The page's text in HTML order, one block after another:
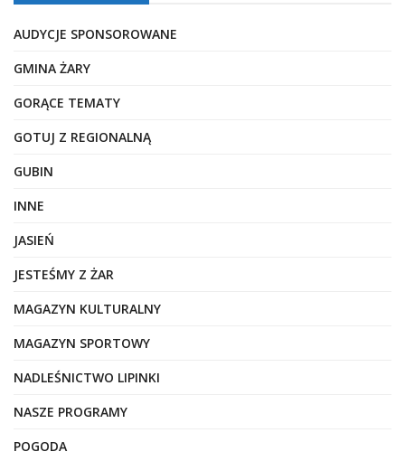
AUDYCJE SPONSOROWANE
GMINA ŻARY
GORĄCE TEMATY
GOTUJ Z REGIONALNĄ
GUBIN
INNE
JASIEŃ
JESTEŚMY Z ŻAR
MAGAZYN KULTURALNY
MAGAZYN SPORTOWY
NADLEŚNICTWO LIPINKI
NASZE PROGRAMY
POGODA